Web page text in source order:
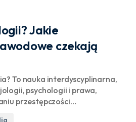
Jakie
czekają
To nauka interdyscyplinarna,
psychologii i prawa,
przestępczości…